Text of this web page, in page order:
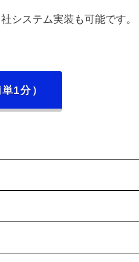
システム実装も可能です。
1分）